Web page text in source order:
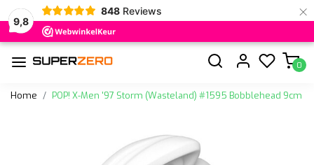
9,8
848 Reviews ×
0
Home POP! X-Men '97 Storm (Wasteland) #1595 Bobblehead 9cm